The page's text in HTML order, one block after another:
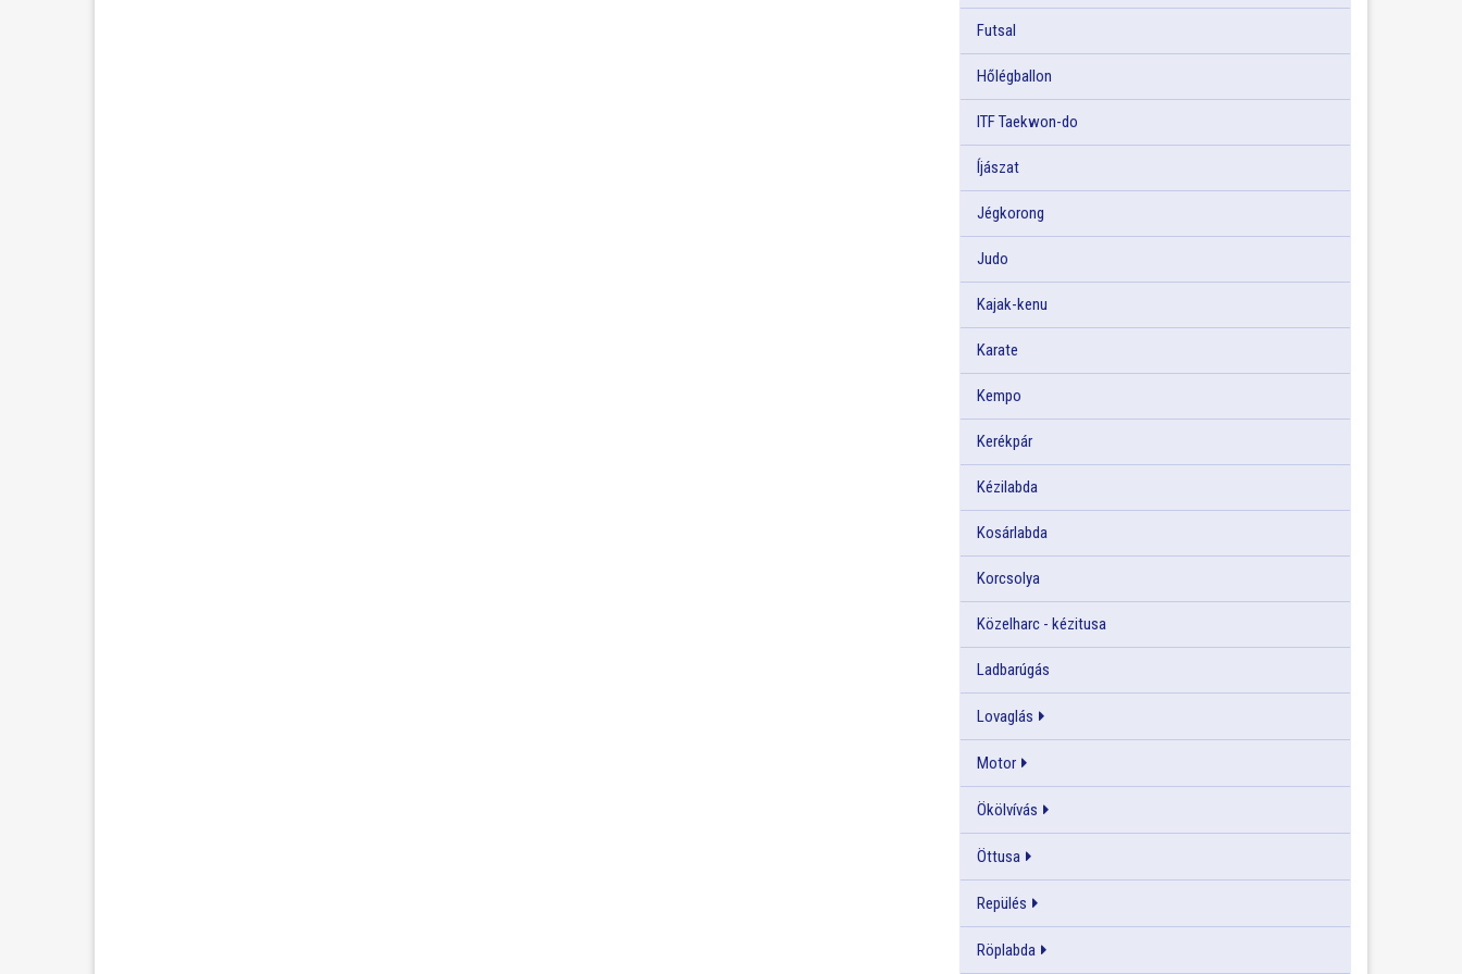
Futsal
Hőlégballon
ITF Taekwon-do
Íjászat
Jégkorong
Judo
Kajak-kenu
Karate
Kempo
Kerékpár
Kézilabda
Kosárlabda
Korcsolya
Közelharc - kézitusa
Ladbarúgás
Lovaglás
Motor
Ökölvívás
Öttusa
Repülés
Röplabda